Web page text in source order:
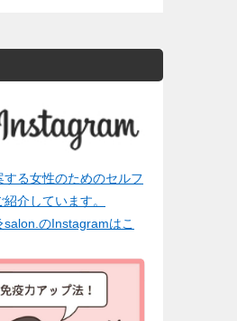
する女性のためのセルフ
介しています。
salon.のInstagramはこ